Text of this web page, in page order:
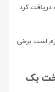
دریافت کرد
است برخی
بک